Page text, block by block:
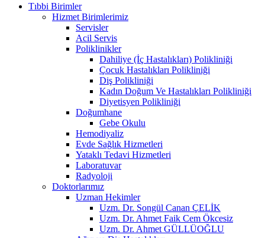
Tıbbi Birimler
Hizmet Birimlerimiz
Servisler
Acil Servis
Poliklinikler
Dahiliye (İç Hastalıkları) Polikliniği
Çocuk Hastalıkları Polikliniği
Diş Polikliniği
Kadın Doğum Ve Hastalıkları Polikliniği
Diyetisyen Polikliniği
Doğumhane
Gebe Okulu
Hemodiyaliz
Evde Sağlık Hizmetleri
Yataklı Tedavi Hizmetleri
Laboratuvar
Radyoloji
Doktorlarımız
Uzman Hekimler
Uzm. Dr. Songül Canan ÇELİK
Uzm. Dr. Ahmet Faik Cem Ökcesiz
Uzm. Dr. Ahmet GÜLLÜOĞLU